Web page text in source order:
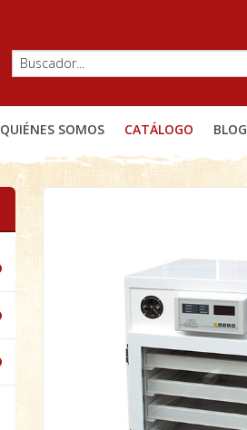
QUIÉNES SOMOS CATÁLOGO BLOG